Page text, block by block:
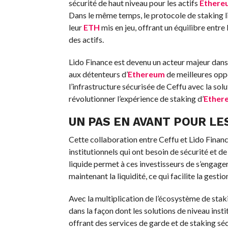
sécurité de haut niveau pour les actifs
Dans le même temps, le protocole de
leur ETH mis en jeu, offrant un équilibre
des actifs.
Lido Finance est devenu un acteur majeur
aux détenteurs d’Ethereum de meilleures
l’infrastructure sécurisée de Ceffu avec la
révolutionner l’expérience de staking d’
UN PAS EN AVANT POUR
Cette collaboration entre Ceffu et Lido
institutionnels qui ont besoin de sécurité et
liquide permet à ces investisseurs de
maintenant la liquidité, ce qui facilite la
Avec la multiplication de l’écosystème de
dans la façon dont les solutions de niveau
offrant des services de garde et de staking